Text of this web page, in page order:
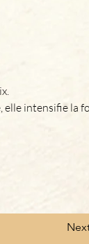
elle intensifie la